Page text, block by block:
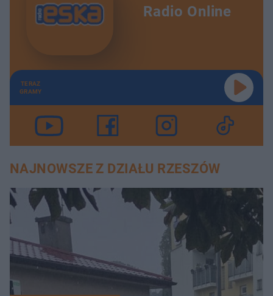
Radio Online
TERAZ
GRAMY
NAJNOWSZE Z DZIAŁU RZESZÓW